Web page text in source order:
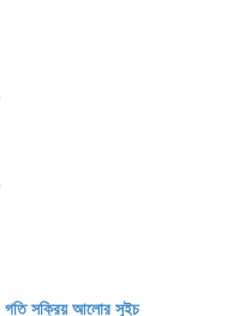
গতি সক্রিয় আলোর সুইচ